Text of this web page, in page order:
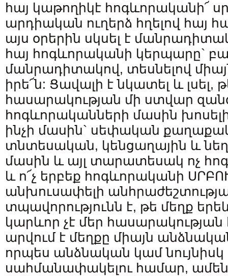
հայ կաթողիկէ հոգևորականի՜
արդիական ուղերձ հղելով հայ
այս օրերին սկսել է
հայ հոգևորականի կերպարը`
մանրադիտակով, տեսնելով
իրե՜ն: Ցավալի է նկատել և լսել,
հասարակության մի ստվար
հոգևորականների մասին
ինչի մասին` սեփական
տնտեսական, կենցաղային և
մասին և այլ տարատեսակ ոչ
և ո՜չ երբեք հոգևորականի
անխուսափելի
տպավորությունն է, թե մեղք
կարևոր չէ մեր
արվում է մեղքը միայն
որպես անձնական կամ
սահմանափակելու համար, ամեն